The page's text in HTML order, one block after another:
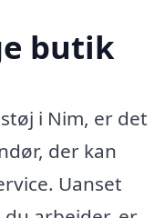
butik
i Nim, er det
der kan
Uanset